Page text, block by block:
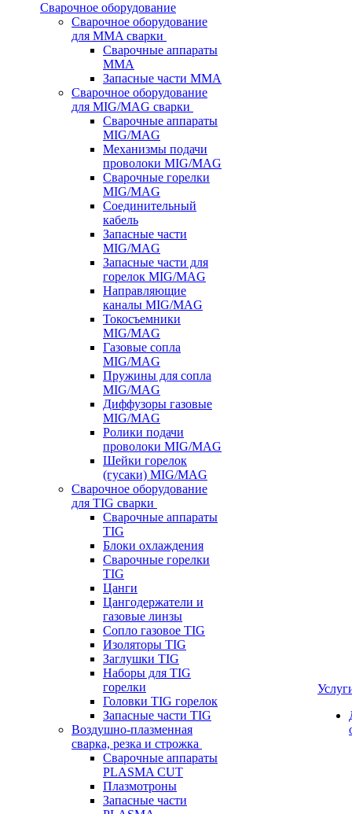
Сварочное оборудование
Сварочное оборудование
для MMA сварки
Сварочные аппараты
MMA
Запасные части MMA
Сварочное оборудование
для MIG/MAG сварки
Сварочные аппараты
MIG/MAG
Механизмы подачи
проволоки MIG/MAG
Сварочные горелки
MIG/MAG
Соединительный
кабель
Запасные части
MIG/MAG
Запасные части для
горелок MIG/MAG
Направляющие
каналы MIG/MAG
Токосъемники
MIG/MAG
Газовые сопла
MIG/MAG
Пружины для сопла
MIG/MAG
Диффузоры газовые
MIG/MAG
Ролики подачи
проволоки MIG/MAG
Шейки горелок
(гусаки) MIG/MAG
Сварочное оборудование
для TIG сварки
Сварочные аппараты
TIG
Блоки охлаждения
Сварочные горелки
TIG
Цанги
Цангодержатели и
газовые линзы
Сопло газовое TIG
Изоляторы TIG
Заглушки TIG
Наборы для TIG
горелки
Головки TIG горелок
Запасные части TIG
Воздушно-плазменная
сварка, резка и строжка
Сварочные аппараты
PLASMA CUT
Плазмотроны
Запасные части